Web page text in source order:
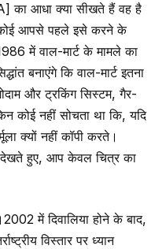
का आधा क्या सीखते हैं वह है
कोई आपसे पहले इसे करने के
में वाल-मार्ट के मामले का
बनाएंगे कि वाल-मार्ट इतना
और ट्रकिंग सिस्टम, गैर-
कोई नहीं सोचता था कि, यदि
क्यों नहीं कॉपी करते।
देखते हुए, आप केवल चित्र का
में दिवालिया होने के बाद,
विस्तार पर ध्यान